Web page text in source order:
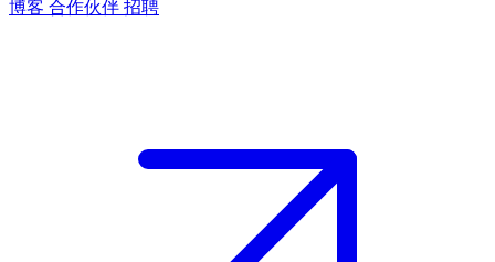
博客 合作伙伴 招聘